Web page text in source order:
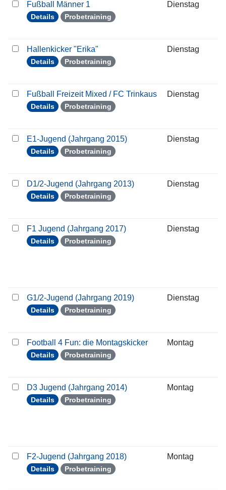
Fußball Männer 1
Details Probetraining
Dienstag
Hallenkicker "Erika"
Details Probetraining
Dienstag
Fußball Freizeit Mixed / FC Trinkaus
Details Probetraining
Dienstag
E1-Jugend (Jahrgang 2015)
Details Probetraining
Dienstag
D1/2-Jugend (Jahrgang 2013)
Details Probetraining
Dienstag
F1 Jugend (Jahrgang 2017)
Details Probetraining
Dienstag
G1/2-Jugend (Jahrgang 2019)
Details Probetraining
Dienstag
Football 4 Fun: die Montagskicker
Details Probetraining
Montag
D3 Jugend (Jahrgang 2014)
Details Probetraining
Montag
F2-Jugend (Jahrgang 2018)
Details Probetraining
Montag